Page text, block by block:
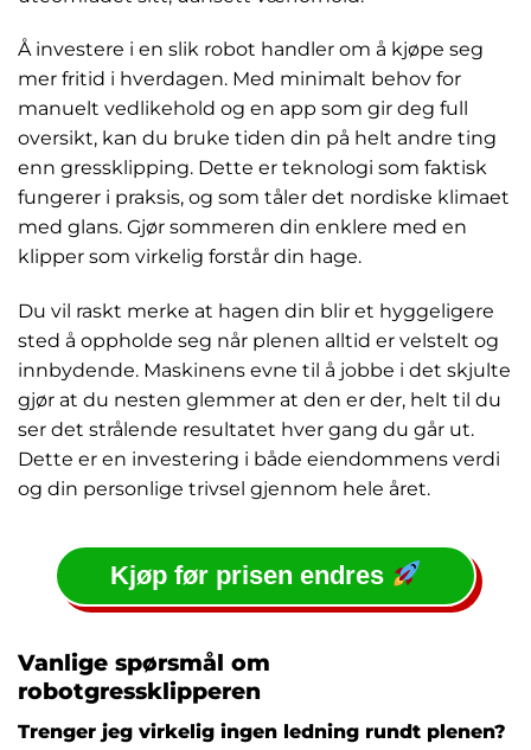
Å investere i en slik robot handler om å kjøpe seg
mer fritid i hverdagen. Med minimalt behov for
manuelt vedlikehold og en app som gir deg full
oversikt, kan du bruke tiden din på helt andre ting
enn gressklipping. Dette er teknologi som faktisk
fungerer i praksis, og som tåler det nordiske klimaet
med glans. Gjør sommeren din enklere med en
klipper som virkelig forstår din hage.
Du vil raskt merke at hagen din blir et hyggeligere
sted å oppholde seg når plenen alltid er velstelt og
innbydende. Maskinens evne til å jobbe i det skjulte
gjør at du nesten glemmer at den er der, helt til du
ser det strålende resultatet hver gang du går ut.
Dette er en investering i både eiendommens verdi
og din personlige trivsel gjennom hele året.
Kjøp før prisen endres
Vanlige spørsmål om
robotgressklipperen
Trenger jeg virkelig ingen ledning rundt plenen?